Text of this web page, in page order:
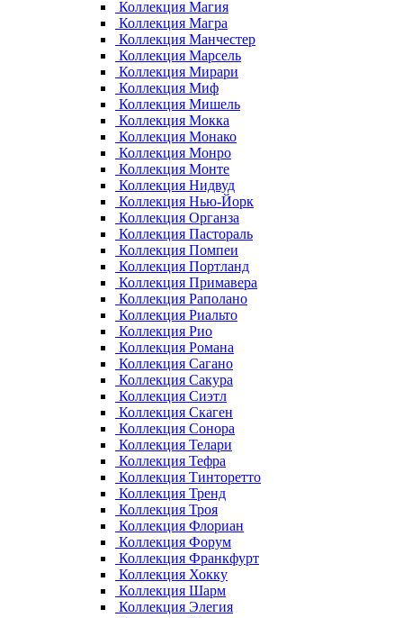
Коллекция Магия
Коллекция Магра
Коллекция Манчестер
Коллекция Марсель
Коллекция Мирари
Коллекция Миф
Коллекция Мишель
Коллекция Мокка
Коллекция Монако
Коллекция Монро
Коллекция Монте
Коллекция Нидвуд
Коллекция Нью-Йорк
Коллекция Органза
Коллекция Пастораль
Коллекция Помпеи
Коллекция Портланд
Коллекция Примавера
Коллекция Раполано
Коллекция Риальто
Коллекция Рио
Коллекция Романа
Коллекция Сагано
Коллекция Сакура
Коллекция Сиэтл
Коллекция Скаген
Коллекция Сонора
Коллекция Телари
Коллекция Тефра
Коллекция Тинторетто
Коллекция Тренд
Коллекция Троя
Коллекция Флориан
Коллекция Форум
Коллекция Франкфурт
Коллекция Хокку
Коллекция Шарм
Коллекция Элегия